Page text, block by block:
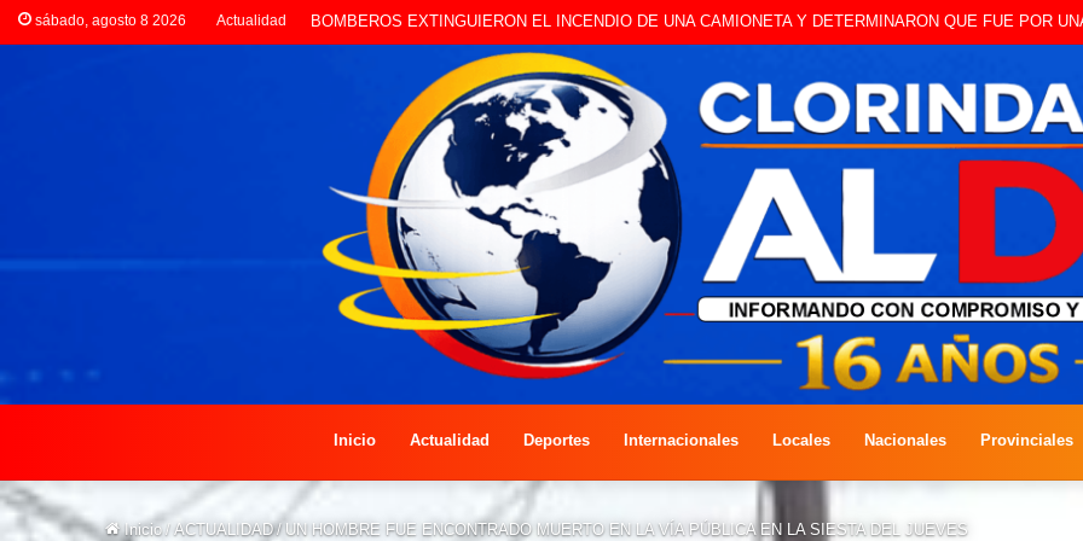
sábado, agosto 8 2026 Actualidad LA POLICÍA INVESTIGA ROBO A CAMBISTA OCURRIDO ESTE JUEVES
Inicio Actualidad Deportes Internacionales Locales Nacionales Provinciales
Inicio / ACTUALIDAD / UN HOMBRE FUE ENCONTRADO MUERTO EN LA VÍA PÚBLICA EN LA SIESTA DEL JUEVES